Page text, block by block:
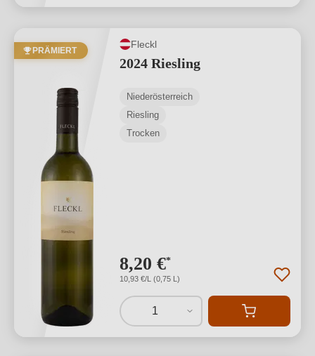
PRÄMIERT
Fleckl
2024 Riesling
Niederösterreich
Riesling
Trocken
8,20 €*
10,93 €/L (0,75 L)
1